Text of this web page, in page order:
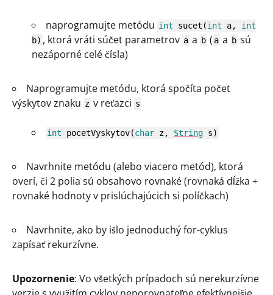
naprogramujte metódu int sucet (int a, int
b) , ktorá vráti súčet parametrov a a b ( a a b sú
nezáporné celé čísla)
Naprogramujte metódu, ktorá spočíta počet
výskytov znaku z v reťazci s
int pocetVyskytov(char z, String s)
Navrhnite metódu (alebo viacero metód), ktorá
overí, či 2 polia sú obsahovo rovnaké (rovnaká dĺžka +
rovnaké hodnoty v prislúchajúcich si políčkach)
Navrhnite, ako by išlo jednoduchý for-cyklus
zapísať rekurzívne.
Upozornenie: Vo všetkých prípadoch sú nerekurzívne